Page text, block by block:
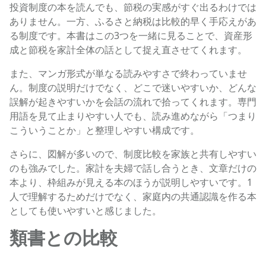
投資制度の本を読んでも、節税の実感がすぐ出るわけでは
ありません。一方、ふるさと納税は比較的早く手応えがあ
る制度です。本書はこの3つを一緒に見ることで、資産形
成と節税を家計全体の話として捉え直させてくれます。
また、マンガ形式が単なる読みやすさで終わっていませ
ん。制度の説明だけでなく、どこで迷いやすいか、どんな
誤解が起きやすいかを会話の流れで拾ってくれます。専門
用語を見て止まりやすい人でも、読み進めながら「つまり
こういうことか」と整理しやすい構成です。
さらに、図解が多いので、制度比較を家族と共有しやすい
のも強みでした。家計を夫婦で話し合うとき、文章だけの
本より、枠組みが見える本のほうが説明しやすいです。1
人で理解するためだけでなく、家庭内の共通認識を作る本
としても使いやすいと感じました。
類書との比較